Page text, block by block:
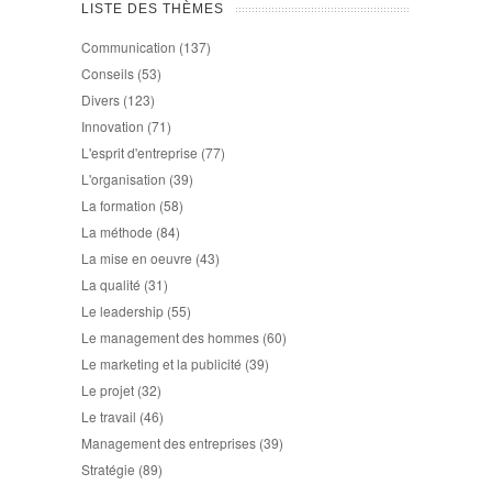
LISTE DES THÈMES
Communication (137)
Conseils (53)
Divers (123)
Innovation (71)
L'esprit d'entreprise (77)
L'organisation (39)
La formation (58)
La méthode (84)
La mise en oeuvre (43)
La qualité (31)
Le leadership (55)
Le management des hommes (60)
Le marketing et la publicité (39)
Le projet (32)
Le travail (46)
Management des entreprises (39)
Stratégie (89)